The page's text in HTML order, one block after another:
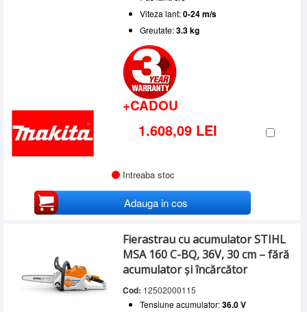
Viteza lant:0-24 m/s
Greutate:3.3 kg
+CADOU
1.608,09 LEI
Intreaba stoc
Adauga in cos
Fierastrau cu acumulator STIHL
MSA 160 C-BQ, 36V, 30 cm – fără
acumulator și încărcător
Cod: 12502000115
Tensiune acumulator:36.0 V